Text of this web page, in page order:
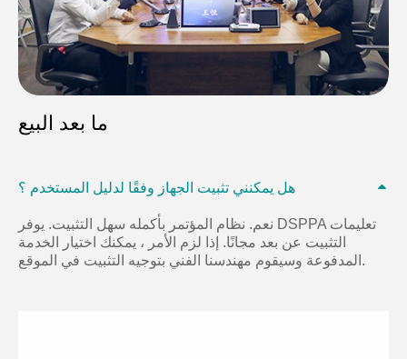
ما بعد البيع
هل يمكنني تثبيت الجهاز وفقًا لدليل المستخدم ؟
نعم. نظام المؤتمر بأكمله سهل التثبيت. يوفر DSPPA تعليمات
التثبيت عن بعد مجانًا. إذا لزم الأمر ، يمكنك اختيار الخدمة
المدفوعة وسيقوم مهندسنا الفني بتوجيه التثبيت في الموقع.